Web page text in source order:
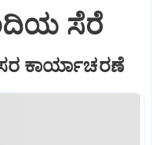
ಸೆರೆ
ಕಾರ್ಯಾಚರಣೆ